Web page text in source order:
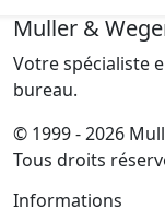
Muller &
Votre spécialiste
bureau.
© 1999 - 2026
Tous droits
Informations